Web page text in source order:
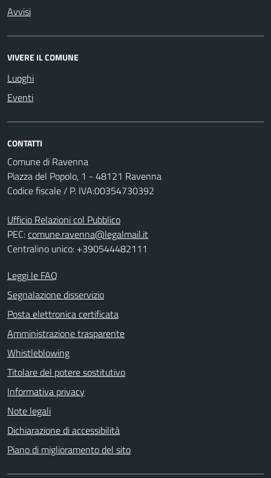
Avvisi
VIVERE IL COMUNE
Luoghi
Eventi
CONTATTI
Comune di Ravenna
Piazza del Popolo, 1 - 48121 Ravenna
Codice fiscale / P. IVA:00354730392
Ufficio Relazioni col Pubblico
PEC:comune.ravenna@legalmail.it
Centralino unico: +390544482111
Leggi le FAQ
Segnalazione disservizio
Posta elettronica certificata
Amministrazione trasparente
Whistleblowing
Titolare del potere sostitutivo
Informativa privacy
Note legali
Dichiarazione di accessibilità
Piano di miglioramento del sito